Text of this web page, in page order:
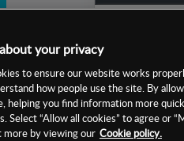
1个月
6个月
1年
your privacy
to ensure our website works
how people use the site. By
helping you find information more
Select “Allow all cookies” to agree or
more by viewing our Cookie policy.